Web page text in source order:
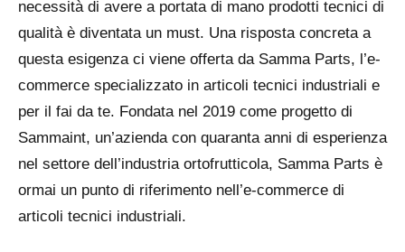
necessità di avere a portata di mano prodotti tecnici di
qualità è diventata un must. Una risposta concreta a
questa esigenza ci viene offerta da Samma Parts, l’e-
commerce specializzato in articoli tecnici industriali e
per il fai da te. Fondata nel 2019 come progetto di
Sammaint, un’azienda con quaranta anni di esperienza
nel settore dell’industria ortofrutticola, Samma Parts è
ormai un punto di riferimento nell’e-commerce di
articoli tecnici industriali.